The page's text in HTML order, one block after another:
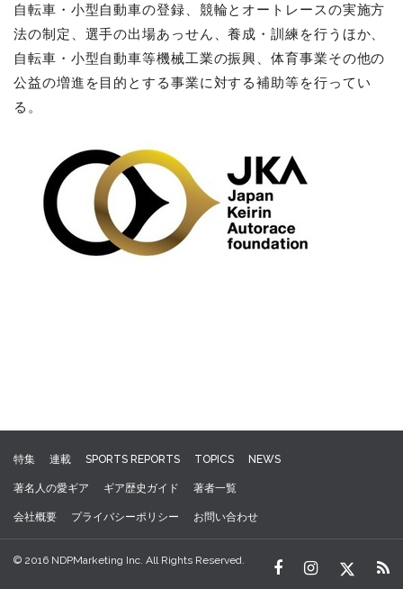
自転車・小型自動車の登録、競輪とオートレースの実施方
法の制定、選手の出場あっせん、養成・訓練を行うほか、
自転車・小型自動車等機械工業の振興、体育事業その他の
公益の増進を目的とする事業に対する補助等を行ってい
る。
特集 連載 SPORTS REPORTS TOPICS NEWS
著名人の愛ギア ギア歴史ガイド 著者一覧
会社概要 プライバシーポリシー お問い合わせ
© 2016 NDPMarketing Inc. All Rights Reserved.